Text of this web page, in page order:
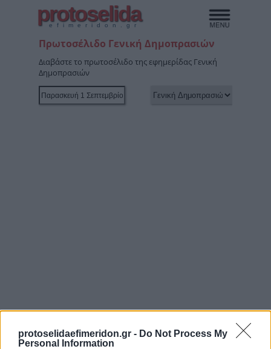
protoselidaefimeridon.gr - Do Not Process My
Personal Information
protoselida
efimeridon.gr
Πρωτοσέλιδο Γενική Δημοπρασιών
Διαβάστε το πρωτοσέλιδο της εφημερίδας Γενική
Δημοπρασιών